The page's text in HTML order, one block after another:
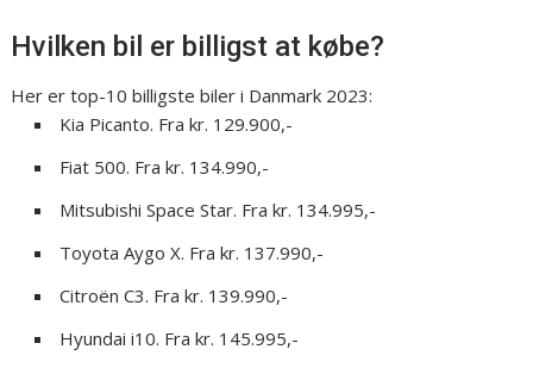
Hvilken bil er billigst at købe?
Her er top-10 billigste biler i Danmark 2023:
Kia Picanto. Fra kr. 129.900,-
Fiat 500. Fra kr. 134.990,-
Mitsubishi Space Star. Fra kr. 134.995,-
Toyota Aygo X. Fra kr. 137.990,-
Citroën C3. Fra kr. 139.990,-
Hyundai i10. Fra kr. 145.995,-